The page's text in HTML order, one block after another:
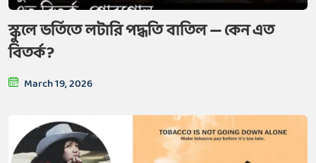
স্কুলে ভর্তিতে লটারি পদ্ধতি বাতিল — কেন এত
বিতর্ক?
March 19, 2026